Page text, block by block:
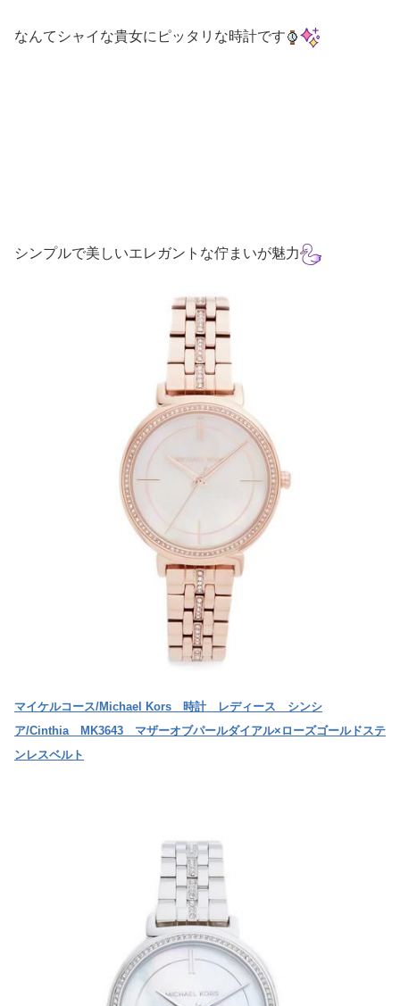
なんてシャイな貴女にピッタリな時計です
シンプルで美しいエレガントな佇まいが魅力
マイケルコース/Michael Kors 時計 レディース シンシ
ア/Cinthia MK3643 マザーオブパールダイアル×ローズゴールドステ
ンレスベルト